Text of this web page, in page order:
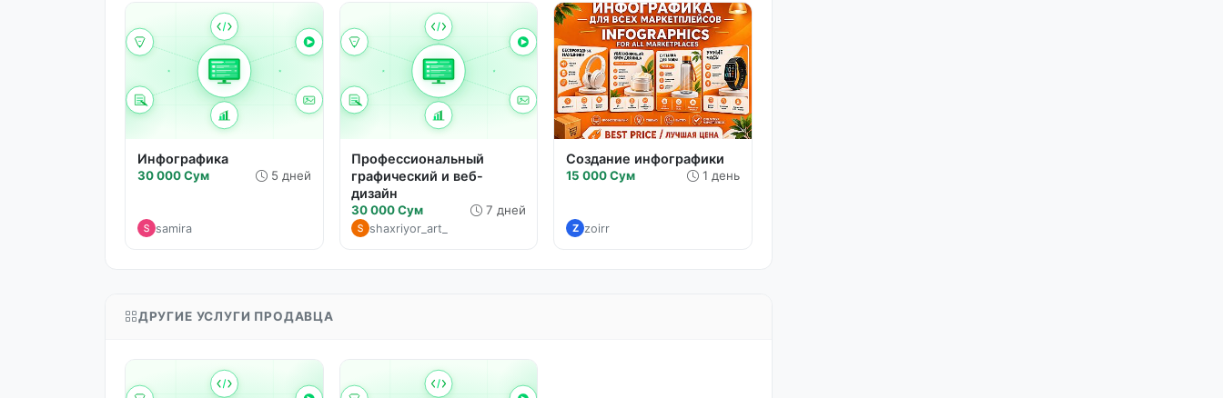
Инфографика
30 000 Сум 5 дней
samira
Профессиональный
графический и веб-
дизайн
30 000 Сум 7 дней
shaxriyor_art_
Создание инфографики
15 000 Сум 1 день
Z zoirr
ДРУГИЕ УСЛУГИ ПРОДАВЦА